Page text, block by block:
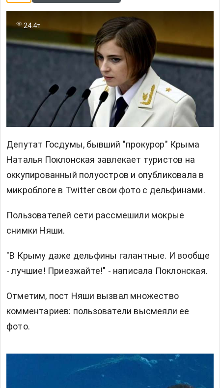
24.4т
Депутат Госдумы, бывший "прокурор" Крыма
Наталья Поклонская завлекает туристов на
оккупированный полуостров и опубликовала в
микроблоге в Twitter свои фото с дельфинами.
Пользователей сети рассмешили мокрые
снимки Няши.
"В Крыму даже дельфины галантные. И вообще
- лучшие! Приезжайте!" - написала Поклонская.
Отметим, пост Няши вызвал множество
комментариев: пользователи высмеяли ее
фото.